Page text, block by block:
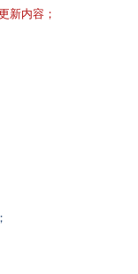
新内容；